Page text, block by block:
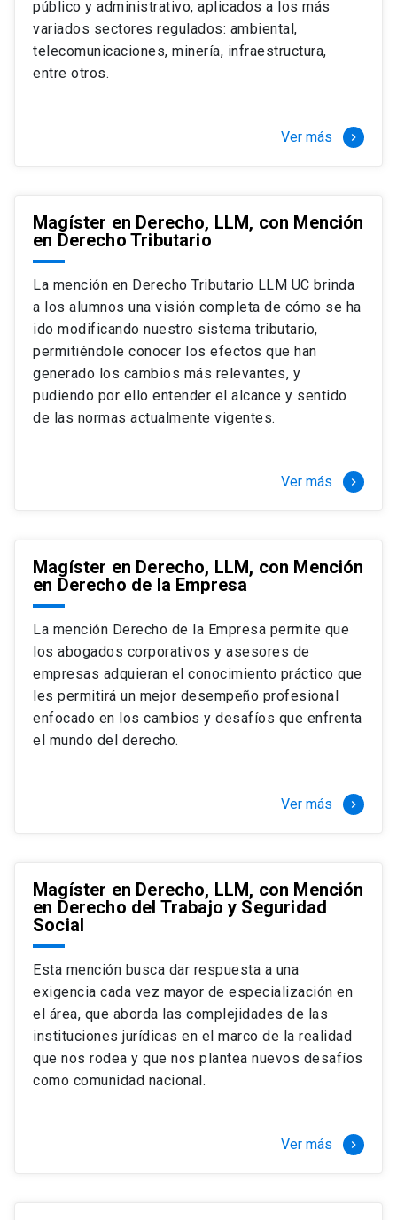
Si optas por la modalidad Full Time:
El LLM UC Full Time es una versión del programa
destinado principalmente a extranjeros, que permite
necesidades y expectativas profesionales, eligiendo
completamente al programa o compatibilizarás un
estudio intenso y exigente, con una muy baja carga
laboral, de marzo a noviembre, para dedicarte
completamente a la actividad de graduación de
diciembre a marzo.
2 cursos mínimos (10 créditos) Primer
semestre
+ 5 cursos a elección (50 créditos) Primer
semestre
+ 4 cursos a elección (40 créditos)
tres meses a tiempo completo (20
Juan Ignacio Piña Rochefort
Director Magíster en Derecho, LLM UC
público y administrativo, aplicados a los más
variados sectores regulados: ambiental,
telecomunicaciones, minería, infraestructura,
entre otros.
Ver más keyboard_arrow_right
Magíster en Derecho, LLM, con Mención
en Derecho Tributario
La mención en Derecho Tributario LLM UC brinda
a los alumnos una visión completa de cómo se ha
ido modificando nuestro sistema tributario,
permitiéndole conocer los efectos que han
generado los cambios más relevantes, y
pudiendo por ello entender el alcance y sentido
de las normas actualmente vigentes.
Ver más keyboard_arrow_right
Magíster en Derecho, LLM, con Mención
en Derecho de la Empresa
La mención Derecho de la Empresa permite que
los abogados corporativos y asesores de
empresas adquieran el conocimiento práctico que
les permitirá un mejor desempeño profesional
enfocado en los cambios y desafíos que enfrenta
el mundo del derecho.
Ver más keyboard_arrow_right
Magíster en Derecho, LLM, con Mención
en Derecho del Trabajo y Seguridad
Social
Esta mención busca dar respuesta a una
exigencia cada vez mayor de especialización en
el área, que aborda las complejidades de las
instituciones jurídicas en el marco de la realidad
que nos rodea y que nos plantea nuevos desafíos
como comunidad nacional.
Ver más keyboard_arrow_right